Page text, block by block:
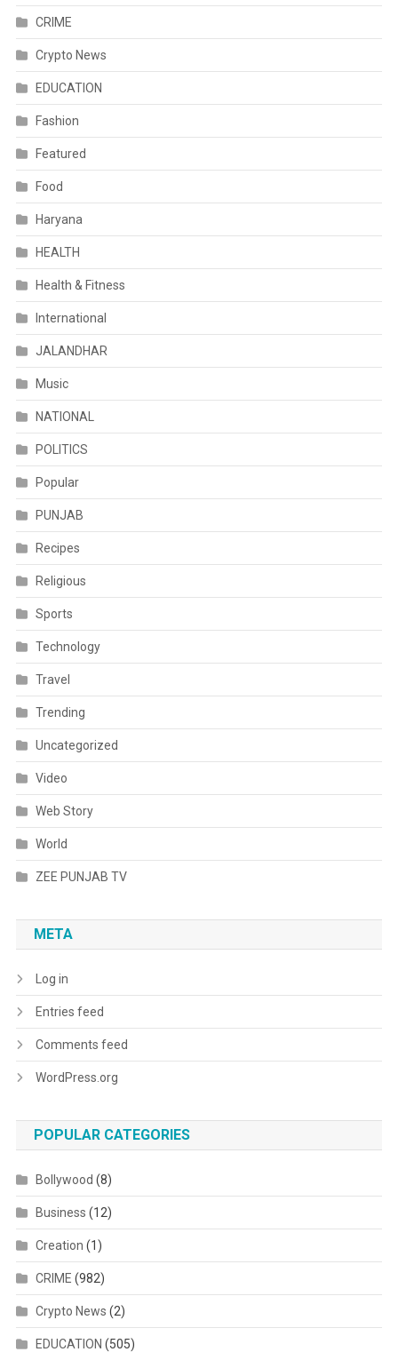
CRIME
Crypto News
EDUCATION
Fashion
Featured
Food
Haryana
HEALTH
Health & Fitness
International
JALANDHAR
Music
NATIONAL
POLITICS
Popular
PUNJAB
Recipes
Religious
Sports
Technology
Travel
Trending
Uncategorized
Video
Web Story
World
ZEE PUNJAB TV
META
Log in
Entries feed
Comments feed
WordPress.org
POPULAR CATEGORIES
Bollywood (8)
Business (12)
Creation (1)
CRIME (982)
Crypto News (2)
EDUCATION (505)